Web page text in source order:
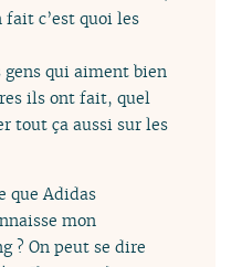
fait c’est quoi les
gens qui aiment bien
ils ont fait, quel
tout ça aussi sur les
que Adidas
mon
? On peut se dire